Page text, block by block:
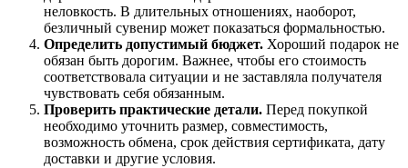
неловкость. В длительных отношениях, наоборот,
безличный сувенир может показаться формальностью.
Определить допустимый бюджет. Хороший подарок не
обязан быть дорогим. Важнее, чтобы его стоимость
соответствовала ситуации и не заставляла получателя
чувствовать себя обязанным.
Проверить практические детали. Перед покупкой
необходимо уточнить размер, совместимость,
возможность обмена, срок действия сертификата, дату
доставки и другие условия.